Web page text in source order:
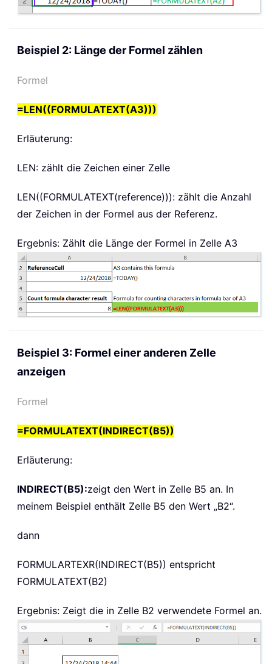
Beispiel 2: Länge der Formel zählen
Formel
=LEN((FORMULATEXT(A3)))
Erläuterung:
LEN: zählt die Zeichen einer Zelle
LEN((FORMULATEXT(reference))): zählt die Anzahl
der Zeichen in der Formel aus der Referenz.
Ergebnis: Zählt die Länge der Formel in Zelle A3
Beispiel 3: Formel einer anderen Zelle
anzeigen
Formel
=FORMULATEXT(INDIRECT(B5))
Erläuterung:
INDIRECT(B5):zeigt den Wert in Zelle B5 an. In
meinem Beispiel enthält Zelle B5 den Wert „B2“.
dann
FORMULARTEXR(INDIRECT(B5)) entspricht
FORMULATEXT(B2)
Ergebnis: Zeigt die in Zelle B2 verwendete Formel an.